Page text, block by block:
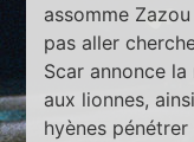
assomme
pas aller
Scar annonce
aux lionnes,
hyènes